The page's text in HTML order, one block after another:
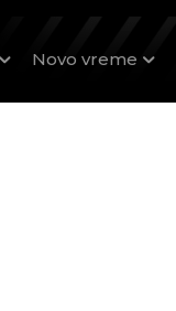
Novo vreme